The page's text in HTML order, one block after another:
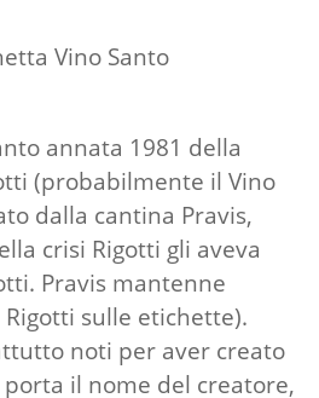
Vino Santo
annata 1981 della
(probabilmente il Vino
dalla cantina Pravis,
crisi Rigotti gli aveva
Pravis mantenne
sulle etichette).
noti per aver creato
il nome del creatore,